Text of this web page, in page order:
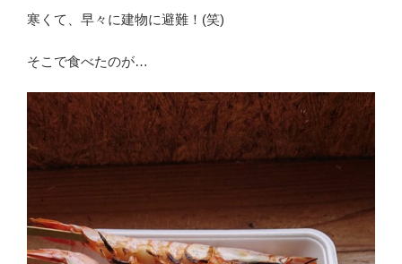
寒くて、早々に建物に避難！(笑)
そこで食べたのが…